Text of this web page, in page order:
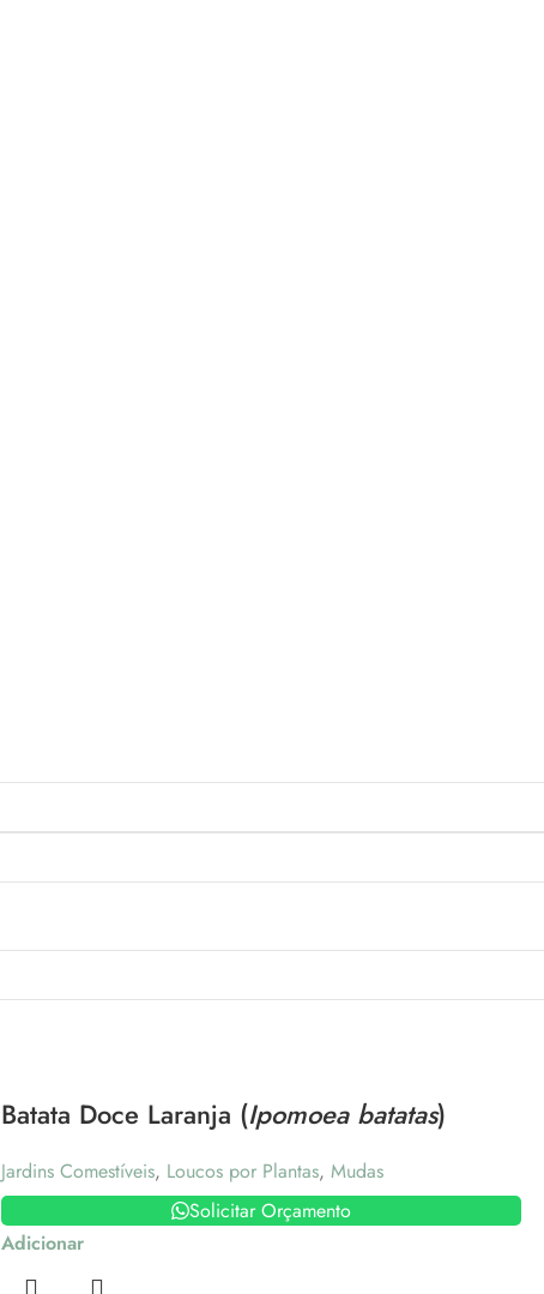
Batata Doce Laranja (Ipomoea batatas)
Jardins Comestíveis, Loucos por Plantas, Mudas
Solicitar Orçamento
Adicionar